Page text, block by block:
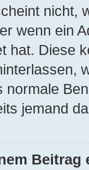
nicht,
wenn ein
hat. Diese
normale
jemand